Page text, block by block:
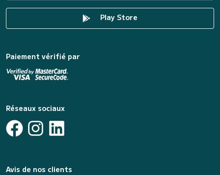
Play Store
Paiement vérifié par
Réseaux sociaux
Avis de nos clients